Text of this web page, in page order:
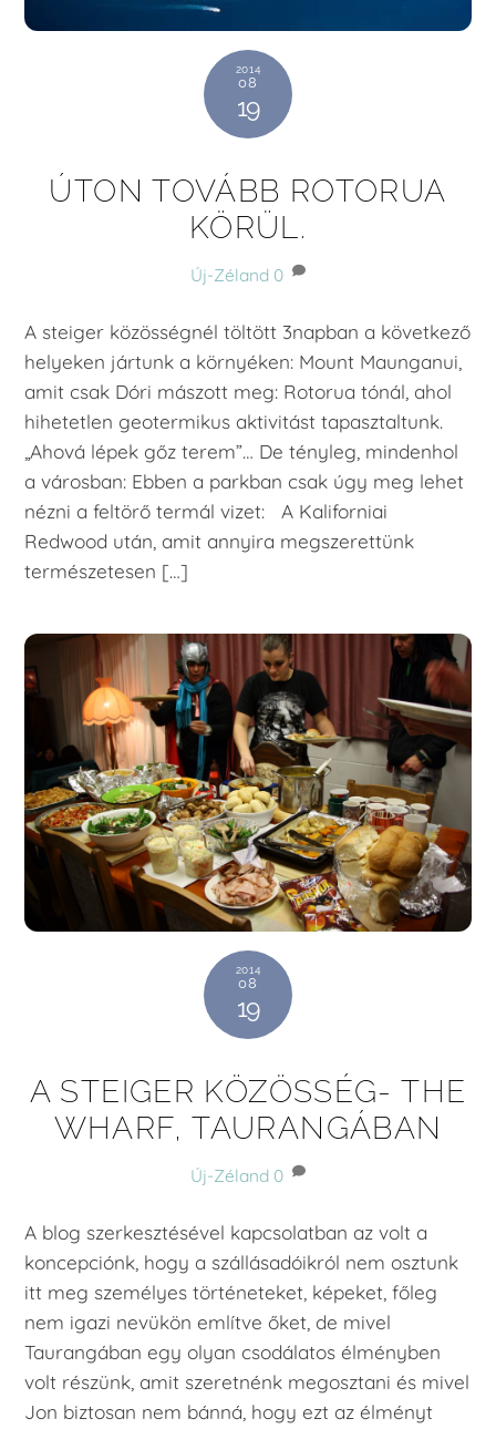
2014
08
19
ÚTON TOVÁBB ROTORUA
KÖRÜL.
Új-Zéland 0
A steiger közösségnél töltött 3napban a következő
helyeken jártunk a környéken: Mount Maunganui,
amit csak Dóri mászott meg: Rotorua tónál, ahol
hihetetlen geotermikus aktivitást tapasztaltunk.
„Ahová lépek gőz terem”… De tényleg, mindenhol
a városban: Ebben a parkban csak úgy meg lehet
nézni a feltörő termál vizet: A Kaliforniai
Redwood után, amit annyira megszerettünk
természetesen […]
2014
08
19
A STEIGER KÖZÖSSÉG- THE
WHARF, TAURANGÁBAN
Új-Zéland 0
A blog szerkesztésével kapcsolatban az volt a
koncepciónk, hogy a szállásadóikról nem osztunk
itt meg személyes történeteket, képeket, főleg
nem igazi nevükön említve őket, de mivel
Taurangában egy olyan csodálatos élményben
volt részünk, amit szeretnénk megosztani és mivel
Jon biztosan nem bánná, hogy ezt az élményt